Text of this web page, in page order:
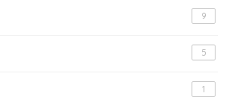
9
5
1